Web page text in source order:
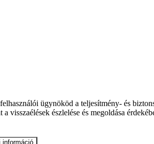
ügynököd a teljesítmény- és
visszaélések észlelése és megoldása